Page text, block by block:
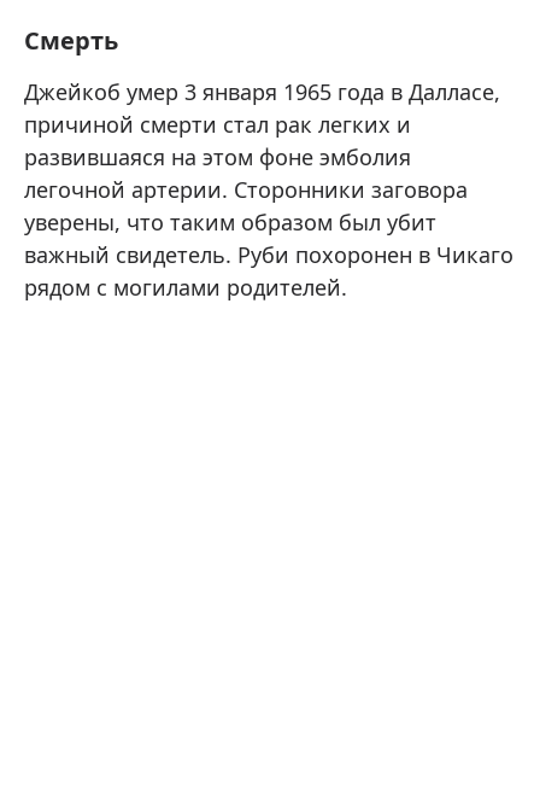
Смерть
Джейкоб умер 3 января 1965 года в Далласе,
причиной смерти стал рак легких и
развившаяся на этом фоне эмболия
легочной артерии. Сторонники заговора
уверены, что таким образом был убит
важный свидетель. Руби похоронен в Чикаго
рядом с могилами родителей.